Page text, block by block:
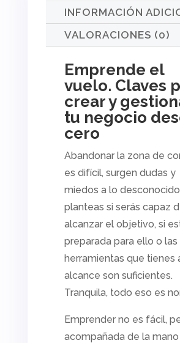
INFORMACIÓN
VALORACIONES (0)
Emprende el
vuelo. Claves
crear y
tu negocio
cero
Abandonar la zona de
es difícil, surgen dudas y
miedos a lo
planteas si serás capaz
alcanzar el objetivo, si
preparada para ello o las
herramientas que tienes
alcance son suficientes.
Tranquila, todo eso es
Emprender no es fácil,
acompañada de la